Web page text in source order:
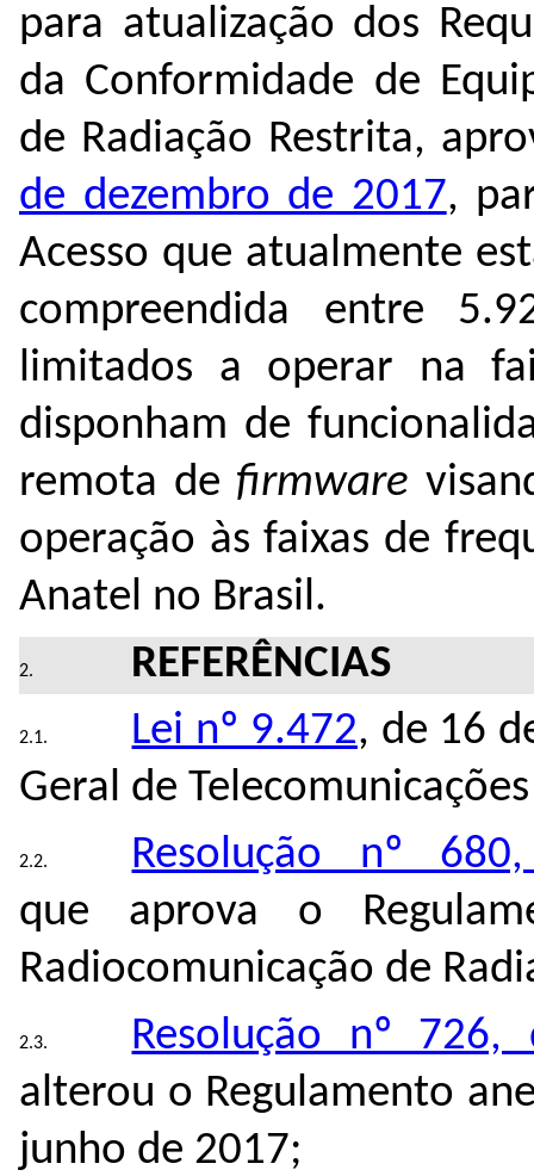
para atualização dos
da Conformidade de
de Radiação Restrita,
de dezembro de 2017,
Acesso que atualmente
compreendida entre
limitados a operar na
disponham de
remota de firmware
operação às faixas de
Anatel no Brasil.
REFERÊNCIAS
Lei nº 9.472, de 16
Geral de
Resolução nº
que aprova o
Radiocomunicação de
Resolução nº
alterou o Regulamento
junho de 2017;